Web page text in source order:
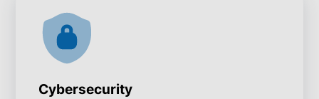
Cybersecurity